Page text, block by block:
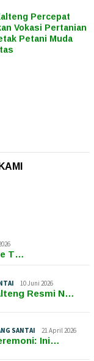
Percepat
Vokasi Pertanian
Petani Muda
T…
10 Juni 2026
Resmi N…
SANTAI 21 April 2026
Ini…